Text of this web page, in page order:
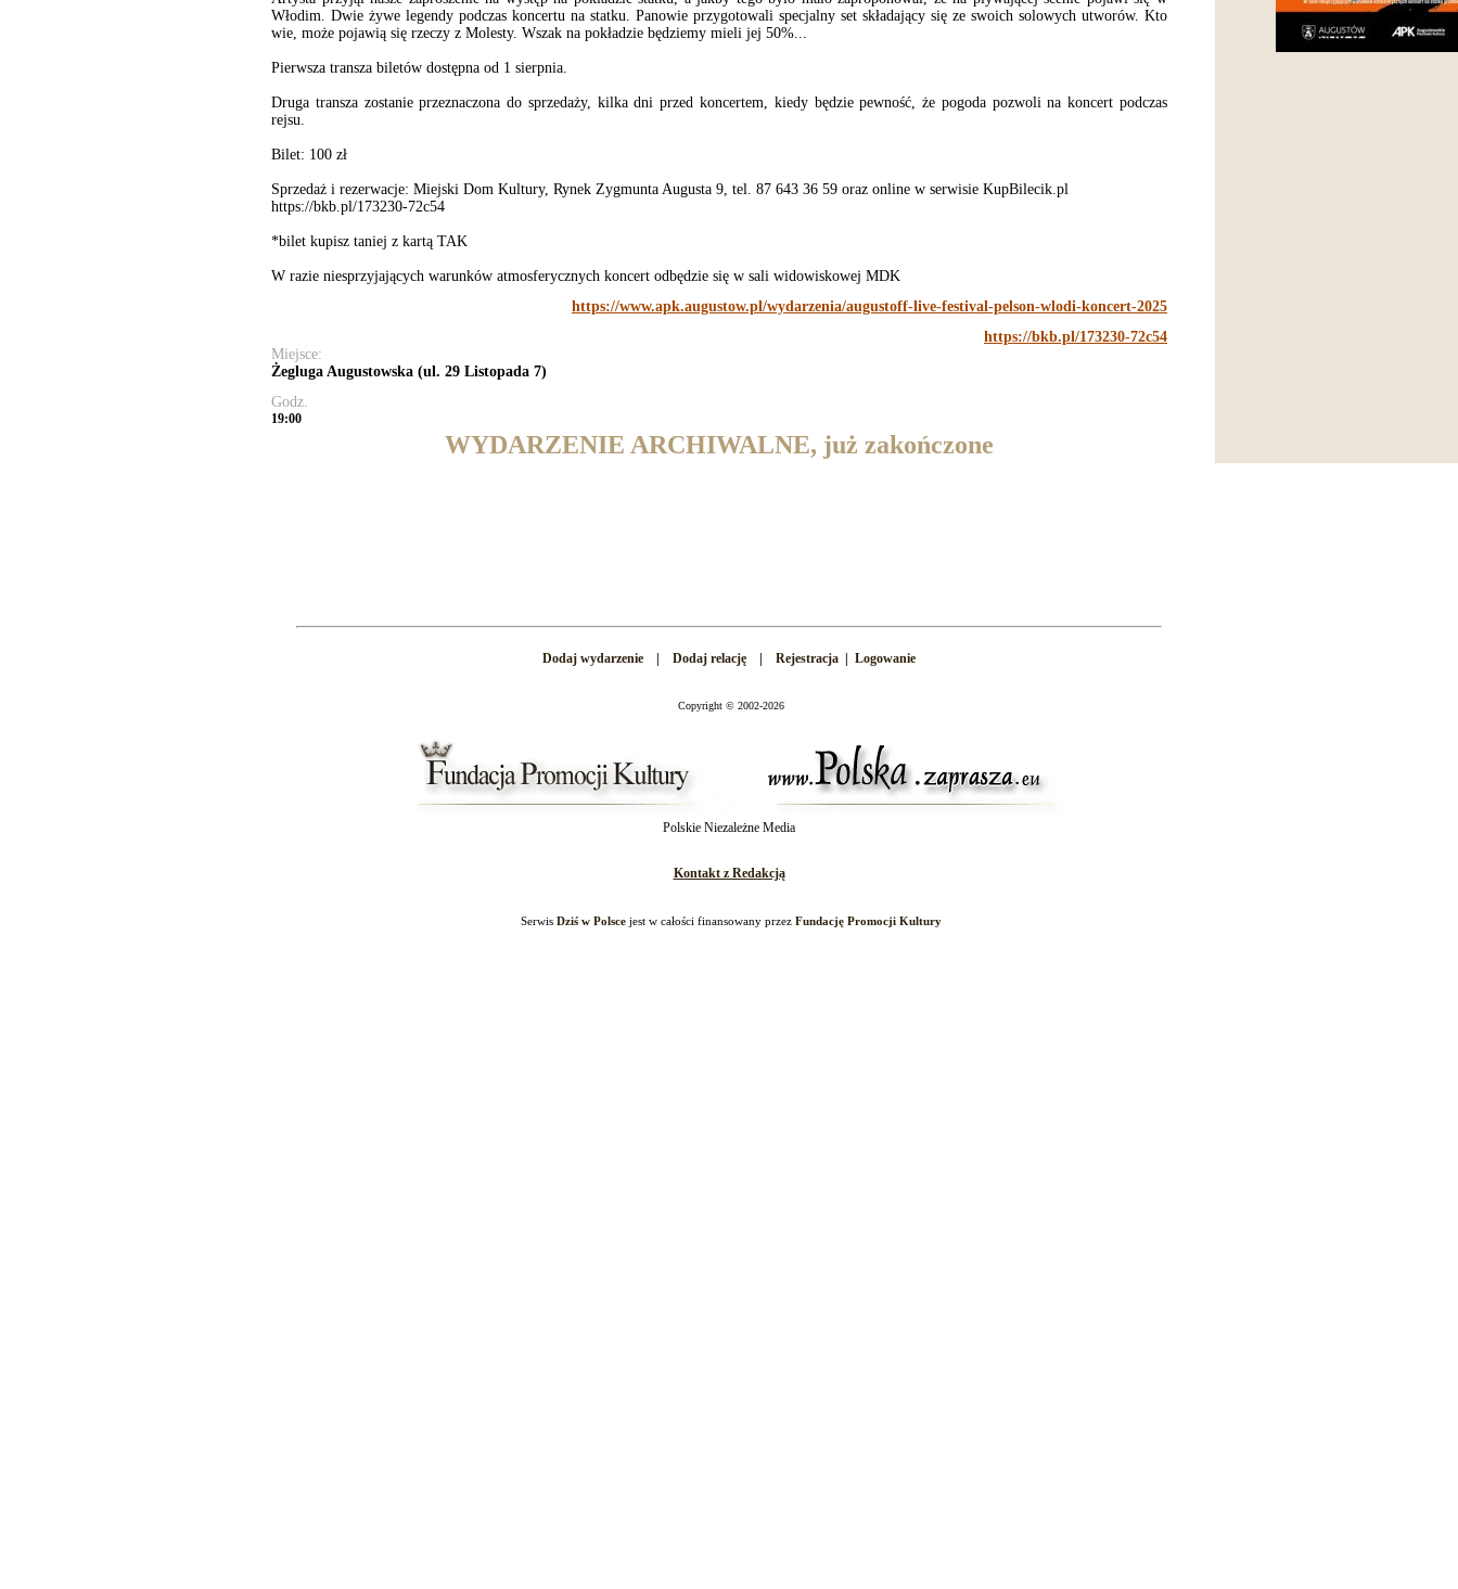
Włodim. Dwie żywe legendy podczas koncertu na statku. Panowie przygotowali specjalny set składający się ze swoich solowych utworów. Kto
wie, może pojawią się rzeczy z Molesty. Wszak na pokładzie będziemy mieli jej 50%...
Pierwsza transza biletów dostępna od 1 sierpnia.
Druga transza zostanie przeznaczona do sprzedaży, kilka dni przed koncertem, kiedy będzie pewność, że pogoda pozwoli na koncert podczas
rejsu.
Bilet: 100 zł
Sprzedaż i rezerwacje: Miejski Dom Kultury, Rynek Zygmunta Augusta 9, tel. 87 643 36 59 oraz online w serwisie KupBilecik.pl
https://bkb.pl/173230-72c54
*bilet kupisz taniej z kartą TAK
W razie niesprzyjających warunków atmosferycznych koncert odbędzie się w sali widowiskowej MDK
https://www.apk.augustow.pl/wydarzenia/augustoff-live-festival-pelson-wlodi-koncert-2025
https://bkb.pl/173230-72c54
Miejsce:
Żegluga Augustowska (ul. 29 Listopada 7)
Godz.
19:00
WYDARZENIE ARCHIWALNE, już zakończone
Dodaj wydarzenie Dodaj relację Rejestracja Logowanie
Copyright ©2002-2026
Polskie Niezależne Media
Kontakt z Redakcją
Serwis Dziś w Polscejest w całości finansowany przez Fundację Promocji Kultury